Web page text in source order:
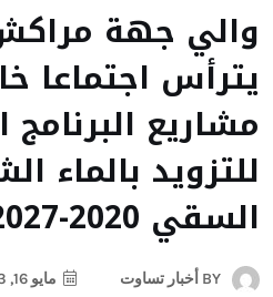
والي جهة
يترأس اجتماعا
مشاريع
للتزويد بالماء
السقي 2020-2027
BY أخبار تساوت مايو 16, 2023